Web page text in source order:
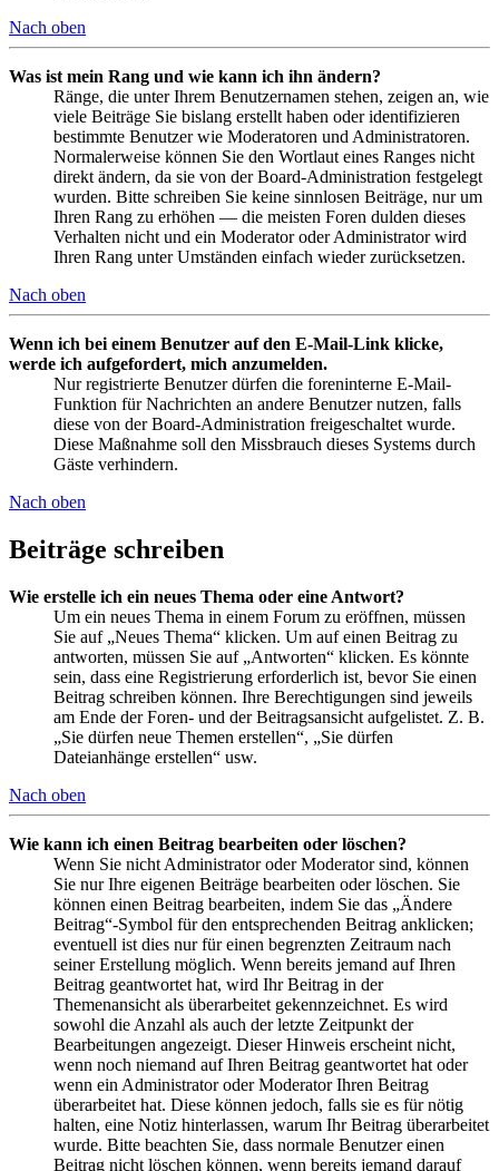
Nach oben
Was ist mein Rang und wie kann ich ihn ändern?
Ränge, die unter Ihrem Benutzernamen stehen, zeigen an, wie
viele Beiträge Sie bislang erstellt haben oder identifizieren
bestimmte Benutzer wie Moderatoren und Administratoren.
Normalerweise können Sie den Wortlaut eines Ranges nicht
direkt ändern, da sie von der Board-Administration festgelegt
wurden. Bitte schreiben Sie keine sinnlosen Beiträge, nur um
Ihren Rang zu erhöhen — die meisten Foren dulden dieses
Verhalten nicht und ein Moderator oder Administrator wird
Ihren Rang unter Umständen einfach wieder zurücksetzen.
Nach oben
Wenn ich bei einem Benutzer auf den E-Mail-Link klicke,
werde ich aufgefordert, mich anzumelden.
Nur registrierte Benutzer dürfen die foreninterne E-Mail-
Funktion für Nachrichten an andere Benutzer nutzen, falls
diese von der Board-Administration freigeschaltet wurde.
Diese Maßnahme soll den Missbrauch dieses Systems durch
Gäste verhindern.
Nach oben
Beiträge schreiben
Wie erstelle ich ein neues Thema oder eine Antwort?
Um ein neues Thema in einem Forum zu eröffnen, müssen
Sie auf „Neues Thema“ klicken. Um auf einen Beitrag zu
antworten, müssen Sie auf „Antworten“ klicken. Es könnte
sein, dass eine Registrierung erforderlich ist, bevor Sie einen
Beitrag schreiben können. Ihre Berechtigungen sind jeweils
am Ende der Foren- und der Beitragsansicht aufgelistet. Z. B.
„Sie dürfen neue Themen erstellen“, „Sie dürfen
Dateianhänge erstellen“ usw.
Nach oben
Wie kann ich einen Beitrag bearbeiten oder löschen?
Wenn Sie nicht Administrator oder Moderator sind, können
Sie nur Ihre eigenen Beiträge bearbeiten oder löschen. Sie
können einen Beitrag bearbeiten, indem Sie das „Ändere
Beitrag“-Symbol für den entsprechenden Beitrag anklicken;
eventuell ist dies nur für einen begrenzten Zeitraum nach
seiner Erstellung möglich. Wenn bereits jemand auf Ihren
Beitrag geantwortet hat, wird Ihr Beitrag in der
Themenansicht als überarbeitet gekennzeichnet. Es wird
sowohl die Anzahl als auch der letzte Zeitpunkt der
Bearbeitungen angezeigt. Dieser Hinweis erscheint nicht,
wenn noch niemand auf Ihren Beitrag geantwortet hat oder
wenn ein Administrator oder Moderator Ihren Beitrag
überarbeitet hat. Diese können jedoch, falls sie es für nötig
halten, eine Notiz hinterlassen, warum Ihr Beitrag überarbeitet
wurde. Bitte beachten Sie, dass normale Benutzer einen
Beitrag nicht löschen können, wenn bereits jemand darauf